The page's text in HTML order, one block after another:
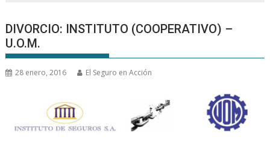
DIVORCIO: INSTITUTO (COOPERATIVO) –
U.O.M.
28 enero, 2016 El Seguro en Acción